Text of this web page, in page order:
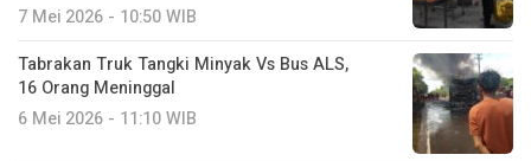
7 Mei 2026 - 10:50 WIB
Tabrakan Truk Tangki Minyak Vs Bus ALS,
16 Orang Meninggal
6 Mei 2026 - 11:10 WIB